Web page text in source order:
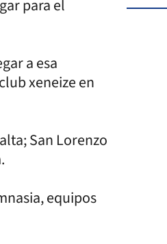
para el
a esa
xeneize en
San Lorenzo
equipos